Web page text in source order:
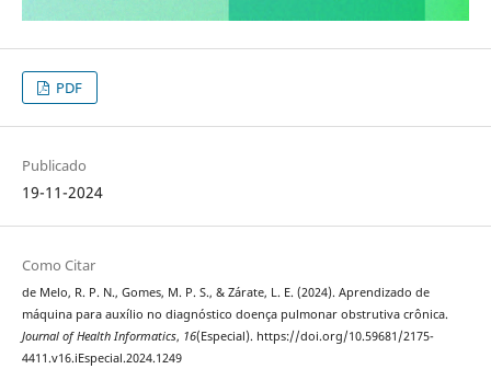
PDF
Publicado
19-11-2024
Como Citar
de Melo, R. P. N., Gomes, M. P. S., & Zárate, L. E. (2024). Aprendizado de
máquina para auxílio no diagnóstico doença pulmonar obstrutiva crônica.
Journal of Health Informatics, 16(Especial). https://doi.org/10.59681/2175-
4411.v16.iEspecial.2024.1249